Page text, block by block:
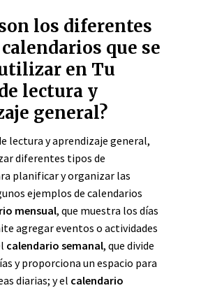
los diferentes
que se
en Tu
lectura y
general?
lectura y aprendizaje general,
diferentes tipos de
planificar y organizar las
ejemplos de calendarios
mensual, que muestra los días
agregar eventos o actividades
calendario semanal, que divide
y proporciona un espacio para
diarias; y el calendario